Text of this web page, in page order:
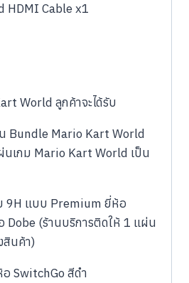
HDMI Cable x1
World ลูกค้าจะได้รับ
Bundle Mario Kart World
นเกม Mario Kart World เป็น
9H แบบ Premium ยี่ห้อ
Dobe (ร้านบริการติดให้ 1 แผ่น
สินค้า)
อ SwitchGo สีดำ